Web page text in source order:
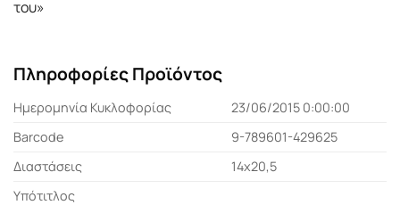
του»
Πληροφορίες Προϊόντος
Ημερομηνία Κυκλοφορίας
23/06/2015 0:00:00
Barcode
9-789601-429625
Διαστάσεις
14x20,5
Υπότιτλος